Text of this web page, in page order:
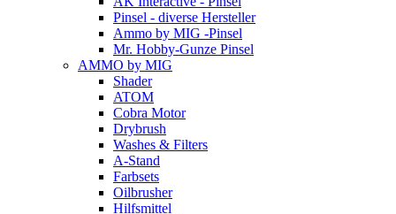
Pinsel - diverse Hersteller
Ammo by MIG -Pinsel
Mr. Hobby-Gunze Pinsel
AMMO by MIG
Shader
ATOM
Cobra Motor
Drybrush
Washes & Filters
A-Stand
Farbsets
Oilbrusher
Hilfsmittel